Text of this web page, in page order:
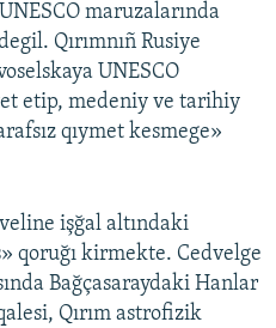
maruzalarında
Qırımnıñ Rusiye
UNESCO
etip, medeniy ve tarihiy
qıymet kesmege»
işğal altındaki
qoruğı kirmekte. Cedvelge
Bağçasaraydaki Hanlar
Qırım astrofizik